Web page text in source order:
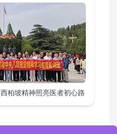
柏坡精神照亮医者初心路